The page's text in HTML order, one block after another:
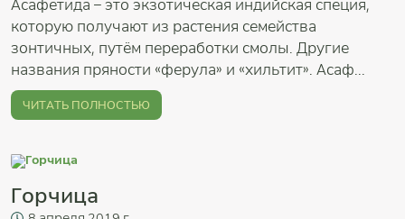
Асафетида – это экзотическая индийская специя,
которую получают из растения семейства
зонтичных, путём переработки смолы. Другие
названия пряности «ферула» и «хильтит». Асаф...
ЧИТАТЬ ПОЛНОСТЬЮ
Горчица